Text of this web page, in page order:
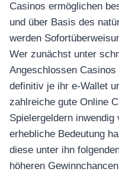
Casinos ermöglichen
und über Basis des
werden
Wer zunächst unter
Angeschlossen
definitiv je ihr e-Wallet
zahlreiche gute Online
Spielergeldern
erhebliche Bedeutung
diese unter ihn
höheren